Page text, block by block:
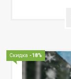
Скидка -18%